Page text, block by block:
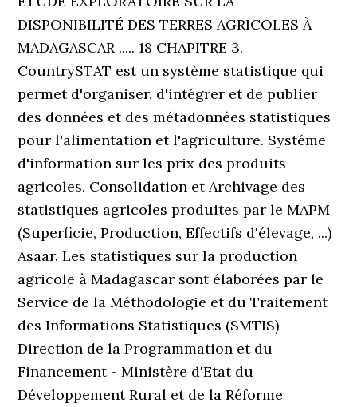
DISPONIBILITÉ DES TERRES AGRICOLES À
MADAGASCAR ..... 18 CHAPITRE 3.
CountrySTAT est un système statistique qui
permet d'organiser, d'intégrer et de publier
des données et des métadonnées statistiques
pour l'alimentation et l'agriculture. Systéme
d'information sur les prix des produits
agricoles. Consolidation et Archivage des
statistiques agricoles produites par le MAPM
(Superficie, Production, Effectifs d'élevage, ...)
Asaar. Les statistiques sur la production
agricole à Madagascar sont élaborées par le
Service de la Méthodologie et du Traitement
des Informations Statistiques (SMTIS) -
Direction de la Programmation et du
Financement - Ministère d'Etat du
Développement Rural et de la Réforme